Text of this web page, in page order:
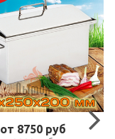
от 8750 руб